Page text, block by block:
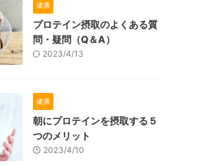
健康
プロテイン摂取のよくある質
問・疑問（Q＆A）
2023/4/13
健康
朝にプロテインを摂取する５
つのメリット
2023/4/10